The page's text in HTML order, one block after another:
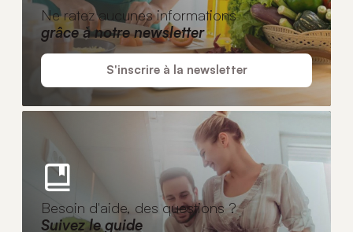
Ne ratez aucunes informations
grâce à notre newsletter
S'inscrire à la newsletter
Besoin d'aide, des questions ?
Suivez le guide